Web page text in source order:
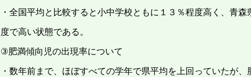
・全国平均と比較すると小中学校ともに１３％程度高く、青森
度で高い状態である。
③肥満傾向児の出現率について
・数年前まで、ほぼすべての学年で県平均を上回っていたが、